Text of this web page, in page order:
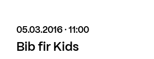
05.03.2016 · 11:00
Bib fir Kids